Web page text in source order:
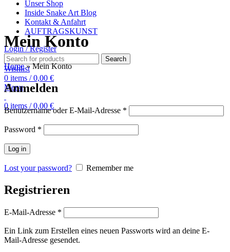
Unser Shop
Inside Snake Art Blog
Kontakt & Anfahrt
AUFTRAGSKUNST
Login / Register
Search
Wishlist
0 items / 0,00 €
Menu
0items / 0,00 €
Mein Konto
Home»Mein Konto
Anmelden
Benutzername oder E-Mail-Adresse *
Password *
Log in
Lost your password? Remember me
Registrieren
E-Mail-Adresse *
Ein Link zum Erstellen eines neuen Passworts wird an deine E-
Mail-Adresse gesendet.